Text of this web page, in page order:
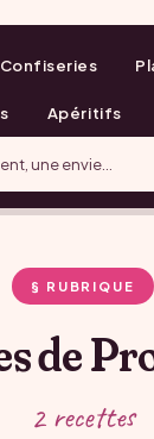
Apéritifs
§ RUBRIQUE
de
2 recettes